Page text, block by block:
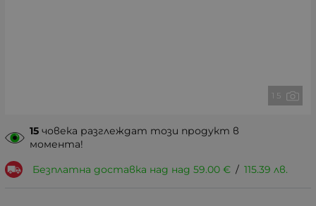
1 5
15 човека разглеждат този продукт в
момента!
Безплатна доставка над над 59.00 € / 115.39 лв.